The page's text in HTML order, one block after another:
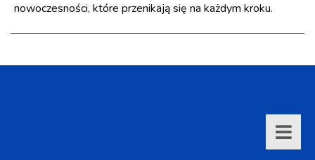
nowoczesności, które przenikają się na każdym kroku.